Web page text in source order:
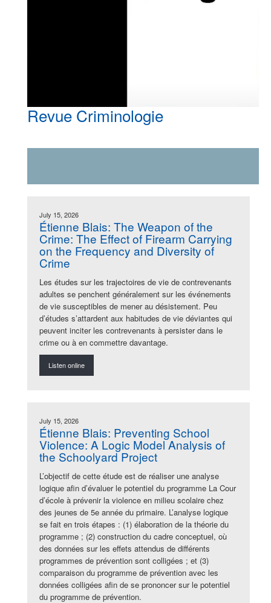
Revue Criminologie
July 15, 2026
Étienne Blais: The Weapon of the
Crime: The Effect of Firearm Carrying
on the Frequency and Diversity of
Crime
Les études sur les trajectoires de vie de contrevenants
adultes se penchent généralement sur les événements
de vie susceptibles de mener au désistement. Peu
d’études s’attardent aux habitudes de vie déviantes qui
peuvent inciter les contrevenants à persister dans le
crime ou à en commettre davantage.
Listen online
July 15, 2026
Étienne Blais: Preventing School
Violence: A Logic Model Analysis of
the Schoolyard Project
L’objectif de cette étude est de réaliser une analyse
logique afin d’évaluer le potentiel du programme La Cour
d’école à prévenir la violence en milieu scolaire chez
des jeunes de 5e année du primaire. L’analyse logique
se fait en trois étapes : (1) élaboration de la théorie du
programme ; (2) construction du cadre conceptuel, où
des données sur les effets attendus de différents
programmes de prévention sont colligées ; et (3)
comparaison du programme de prévention avec les
données colligées afin de se prononcer sur le potentiel
du programme de prévention.